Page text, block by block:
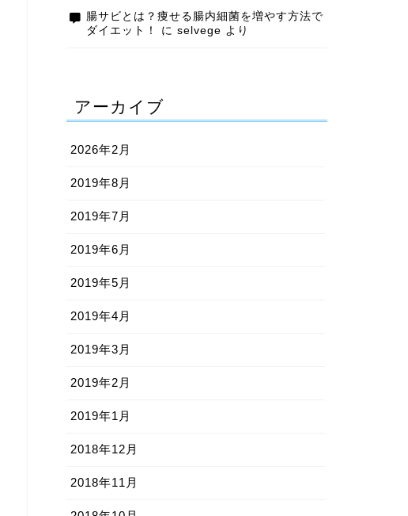
腸サビとは？痩せる腸内細菌を増やす方法で
ダイエット！
に selvege より
アーカイブ
2026年2月
2019年8月
2019年7月
2019年6月
2019年5月
2019年4月
2019年3月
2019年2月
2019年1月
2018年12月
2018年11月